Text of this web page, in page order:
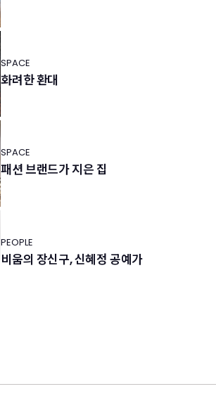
SPACE
화려한 환대
SPACE
패션 브랜드가 지은 집
PEOPLE
비움의 장신구, 신혜정 공예가